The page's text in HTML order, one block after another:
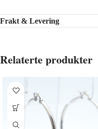
Frakt & Levering
Relaterte produkter